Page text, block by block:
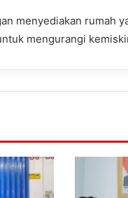
menyediakan rumah
mengurangi